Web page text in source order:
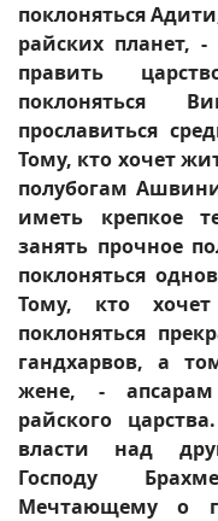
поклоняться
райских планет,
править
поклоняться
прославиться
Тому, кто хочет
полубогам
иметь крепкое
занять прочное
поклоняться
Тому, кто
поклоняться
гандхарвов, а
жене, -
райского
власти над
Господу
Мечтающему о